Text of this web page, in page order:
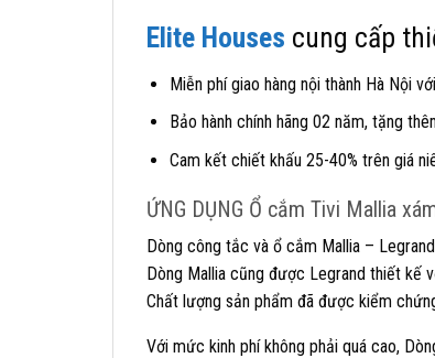
Elite Houses cung cấp
Miễn phí giao hàng nội thành Hà Nội
Bảo hành chính hãng 02 năm, tặng
Cam kết chiết khấu 25-40% trên giá
ỨNG DỤNG Ổ cắm Tivi Mallia
Dòng công tắc và ổ cắm Mallia –
Dòng Mallia cũng được Legrand thiết kế
Chất lượng sản phẩm đã được kiểm
Với mức kinh phí không phải quá cao,